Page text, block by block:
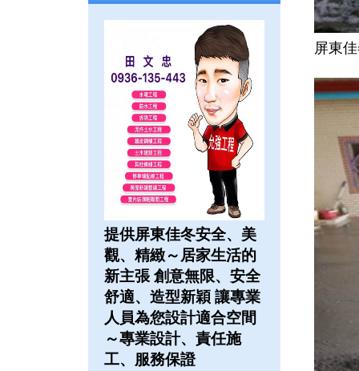
提供屏東佳冬安全、美
觀、精緻～居家生活的
新主張 創意無限、安全
舒適、造型新穎 讓專業
人員為您設計適合空間
～專業設計、責任施
工、服務保證
屏東